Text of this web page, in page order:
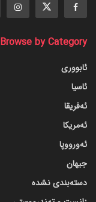
Browse by Category
ئابووری
ئاسیا
ئەفریقا
ئەمریکا
ئەورووپا
جیهان
دسته‌بندی نشده